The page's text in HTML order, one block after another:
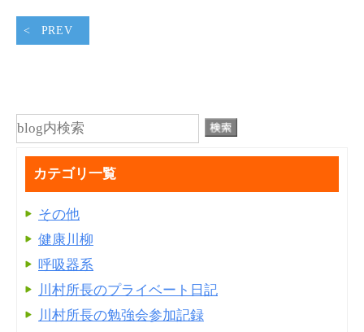
PREV
カテゴリ一覧
その他
健康川柳
呼吸器系
川村所長のプライベート日記
川村所長の勉強会参加記録